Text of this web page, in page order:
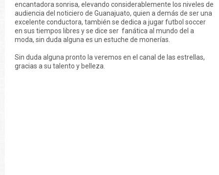
encantadora sonrisa, elevando considerablemente los niveles de
audiencia del noticiero de Guanajuato, quien a demás de ser una
excelente conductora, también se dedica a jugar futbol soccer
en sus tiempos libres y se dice ser fanática al mundo del a
moda, sin duda alguna es un estuche de monerías.
Sin duda alguna pronto la veremos en el canal de las estrellas,
gracias a su talento y belleza.